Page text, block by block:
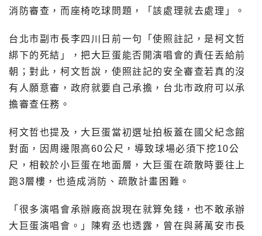
消防審查，而座椅吃球問題，「該處理就去處理」。
台北市副市長李四川日前一句「使照註記，是柯文哲
綁下的死結」，把大巨蛋能否開演唱會的責任丟給前
朝；對此，柯文哲說，使照註記的安全審查若真的沒
有人願意審，政府就要自己承擔，台北市政府可以承
擔審查任務。
柯文哲也提及，大巨蛋當初選址拍板蓋在國父紀念館
對面，因周邊限高60公尺，導致球場必須下挖10公
尺，相較於小巨蛋在地面層，大巨蛋在疏散時要往上
跑3層樓，也造成消防、疏散計畫困難。
「很多演唱會承辦廠商說現在就算免錢，也不敢承辦
大巨蛋演唱會。」陳宥丞也透露，曾在與蔣萬安市長